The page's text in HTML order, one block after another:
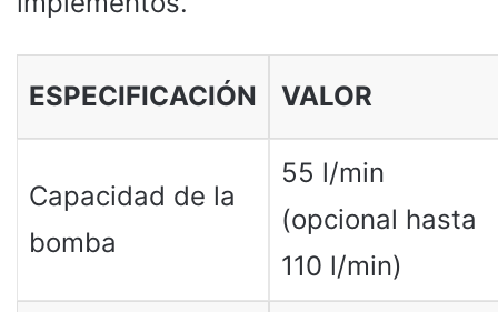
ESPECIFICACIÓN VALOR
Capacidad de la
bomba
55 l/min
(opcional hasta
110 l/min)